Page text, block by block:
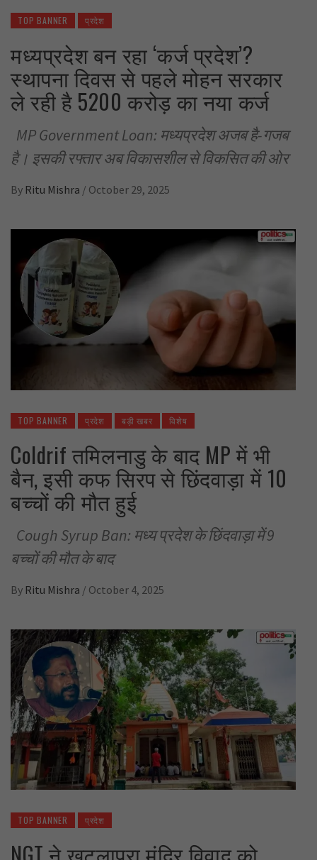
TOP BANNER प्रदेश
मध्यप्रदेश बन रहा ‘कर्ज प्रदेश’?
स्थापना दिवस से पहले मोहन सरकार
ले रही है 5200 करोड़ का नया कर्ज
MP Government Loan: मध्यप्रदेश अजब है-गजब
है। इसकी रफ्तार अब विकासशील से विकसित की ओर
By Ritu Mishra / October 29, 2025
TOP BANNER प्रदेश बड़ी खबर विशेष
Coldrif तमिलनाडु के बाद MP में भी
बैन, इसी कफ सिरप से छिंदवाड़ा में 10
बच्चों की मौत हुई
Cough Syrup Ban: मध्य प्रदेश के छिंदवाड़ा में 9
बच्चों की मौत के बाद
By Ritu Mishra / October 4, 2025
TOP BANNER प्रदेश